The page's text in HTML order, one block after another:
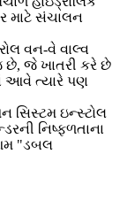
માટે સંચાલન
વન-વે વાલ્વ
જે ખાતરી કરે છે
આવે ત્યારે પણ
સિસ્ટમ ઇન્સ્ટોલ
નિષ્ફળતાના
આમ "ડબલ